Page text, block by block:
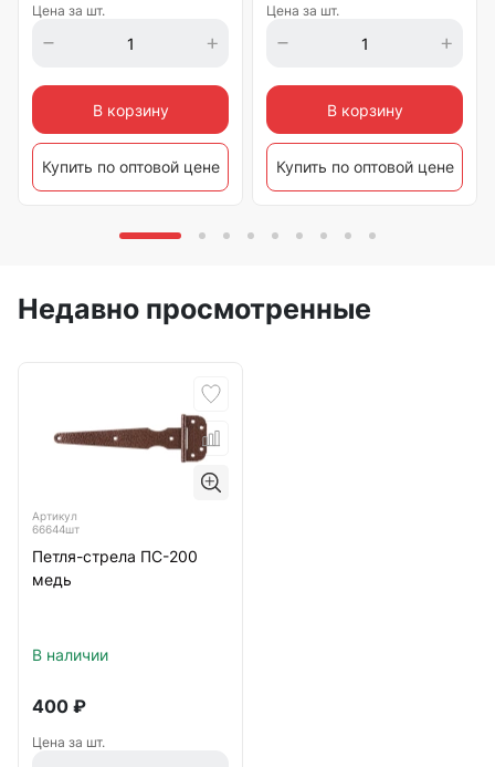
Цена за шт.
В корзину
Купить по оптовой цене
Цена за шт.
В корзину
Купить по оптовой цене
Недавно просмотренные
Артикул
66644шт
Петля-стрела ПС-200
медь
В наличии
400 ₽
Цена за шт.